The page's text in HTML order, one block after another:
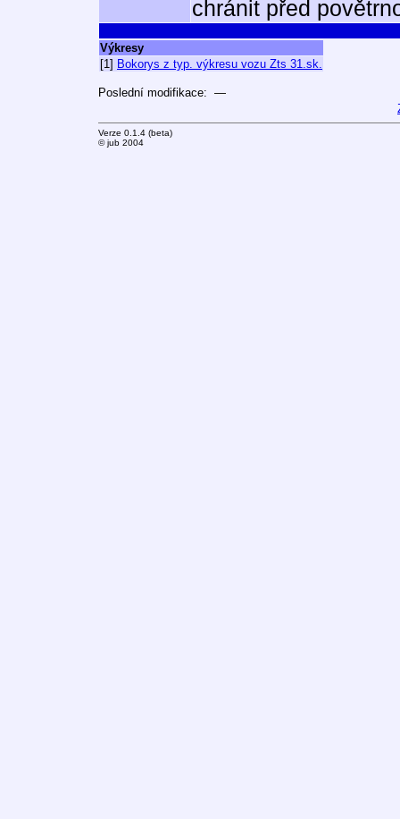
chránit před
Výkresy
[1] Bokorys z typ. výkresu vozu Zts 31.sk.
Poslední modifikace: —
Verze 0.1.4 (beta)
© jub 2004